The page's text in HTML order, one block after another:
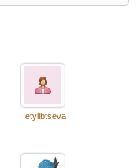
etylibtseva